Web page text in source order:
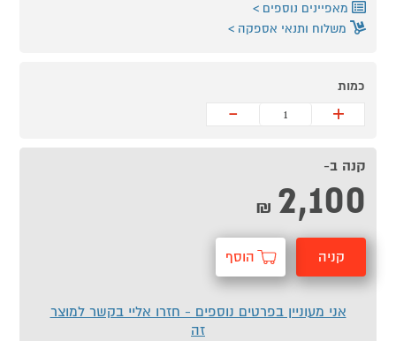
מאפיינים נוספים
משלוח ותנאי אספקה
כמות
+
-
קנה ב-
2,100
₪
קניה הוסף
אני מעוניין בפרטים נוספים - חזרו אליי בקשר למוצר
זה